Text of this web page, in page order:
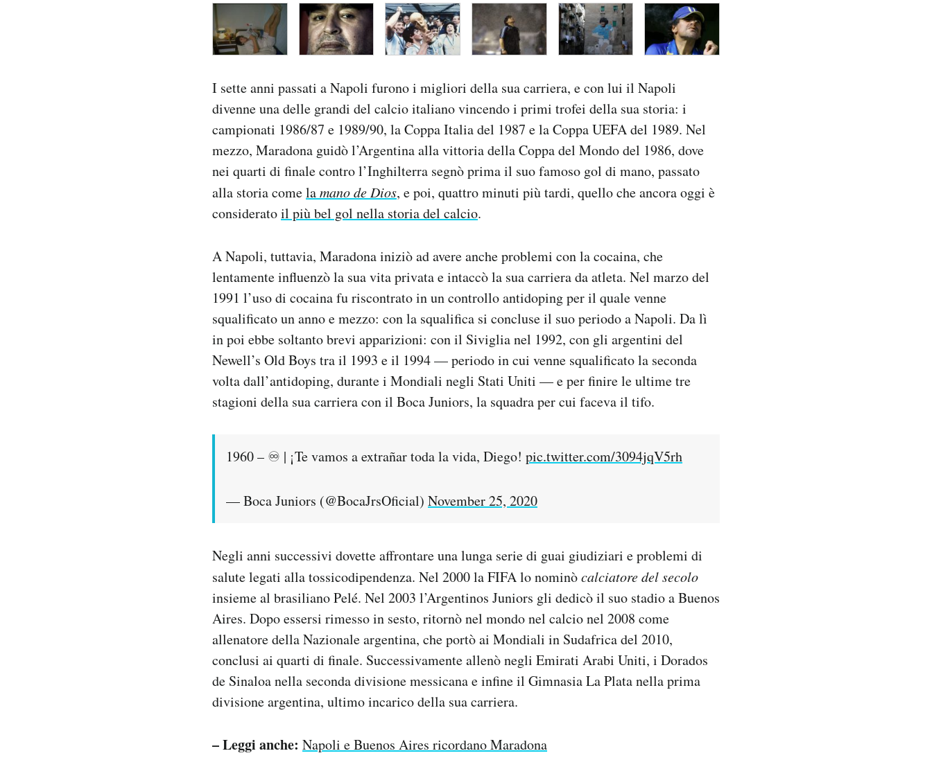
I sette anni passati a Napoli furono i migliori della sua carriera, e con lui il Napoli
divenne una delle grandi del calcio italiano vincendo i primi trofei della sua storia: i
campionati 1986/87 e 1989/90, la Coppa Italia del 1987 e la Coppa UEFA del 1989. Nel
mezzo, Maradona guidò l’Argentina alla vittoria della Coppa del Mondo del 1986, dove
nei quarti di finale contro l’Inghilterra segnò prima il suo famoso gol di mano, passato
alla storia comelamano de Dios, e poi, quattro minuti più tardi, quello che ancora oggi è
consideratoil più bel gol nella storia del calcio.
A Napoli, tuttavia, Maradona iniziò ad avere anche problemi con la cocaina, che
lentamente influenzò la sua vita privata e intaccò la sua carriera da atleta. Nel marzo del
1991 l’uso di cocaina fu riscontrato in un controllo antidoping per il quale venne
squalificato un anno e mezzo: con la squalifica si concluse il suo periodo a Napoli. Da lì
in poi ebbe soltanto brevi apparizioni: con il Siviglia nel 1992, con gli argentini del
Newell’s Old Boys tra il 1993 e il 1994 — periodo in cui venne squalificato la seconda
volta dall’antidoping, durante i Mondiali negli Stati Uniti — e per finire le ultime tre
stagioni della sua carriera con il Boca Juniors, la squadra per cui faceva il tifo.
1960 – ♾️ | ¡Te vamos a extrañar toda la vida, Diego! pic.twitter.com/3094jqV5rh
— Boca Juniors (@BocaJrsOficial) November 25, 2020
Negli anni successivi dovette affrontare una lunga serie di guai giudiziari e problemi di
salute legati alla tossicodipendenza. Nel 2000 la FIFA lo nominòcalciatore del secolo
insieme al brasiliano Pelé. Nel 2003 l’Argentinos Juniors gli dedicò il suo stadio a Buenos
Aires. Dopo essersi rimesso in sesto, ritornò nel mondo nel calcio nel 2008 come
allenatore della Nazionale argentina, che portò ai Mondiali in Sudafrica del 2010,
conclusi ai quarti di finale. Successivamente allenò negli Emirati Arabi Uniti, i Dorados
de Sinaloa nella seconda divisione messicana e infine il Gimnasia La Plata nella prima
divisione argentina, ultimo incarico della sua carriera.
– Leggi anche: Napoli e Buenos Aires ricordano Maradona